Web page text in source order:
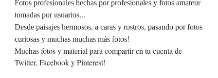
Fotos profesionales hechas por profesionales y fotos amateur
tomadas por usuarios...
Desde paisajes hermosos, a caras y rostros, pasando por fotos
curiosas y muchas muchas más fotos!
Muchas fotos y material para compartir en tu cuenta de
Twitter, Facebook y Pinterest!